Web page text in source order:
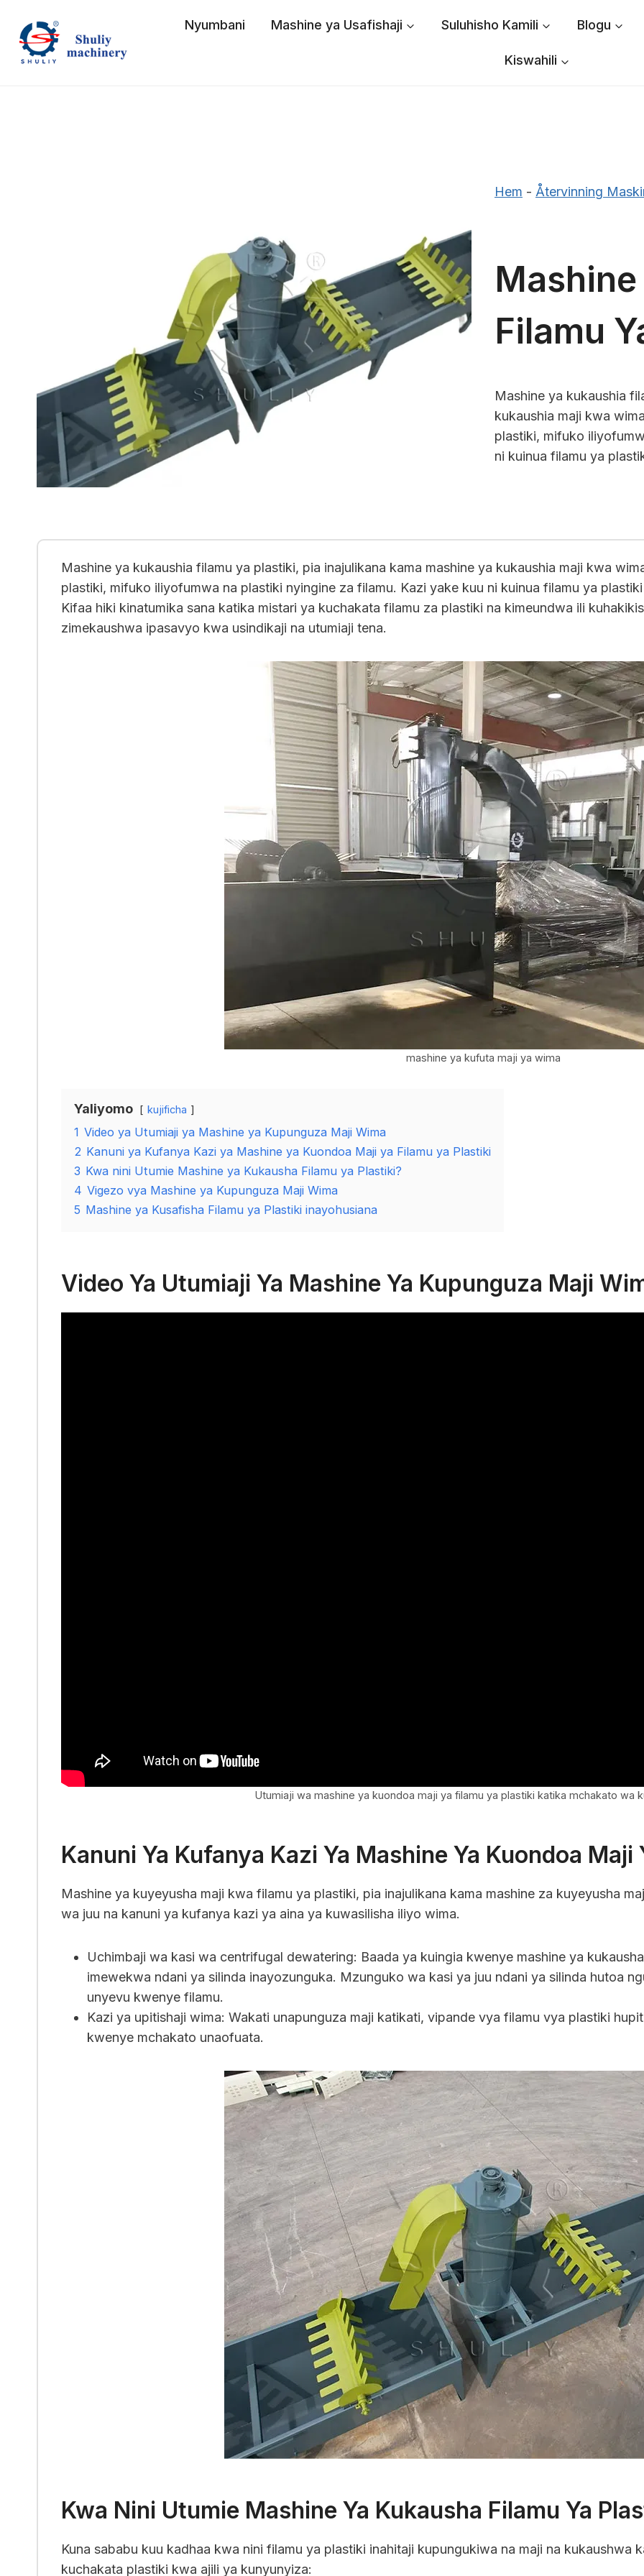
content
Nyumbani Mashine ya Usafishaji Suluhisho Kamili Blogu
Kiswahili
Hem - Återvinning
Filamu
Mashine ya kukaushia
kukaushia maji kwa
plastiki, mifuko
ni kuinua filamu ya
Mashine ya kukaushia filamu ya plastiki, pia inajulikana kama mashine ya kukaushia maji kwa
plastiki, mifuko iliyofumwa na plastiki nyingine za filamu. Kazi yake kuu ni kuinua filamu ya
Kifaa hiki kinatumika sana katika mistari ya kuchakata filamu za plastiki na kimeundwa ili
zimekaushwa ipasavyo kwa usindikaji na utumiaji tena.
mashine ya kufuta maji ya wima
Yaliyomo kujificha
1 Video ya Utumiaji ya Mashine ya Kupunguza Maji Wima
2 Kanuni ya Kufanya Kazi ya Mashine ya Kuondoa Maji ya Filamu ya Plastiki
3 Kwa nini Utumie Mashine ya Kukausha Filamu ya Plastiki?
4 Vigezo vya Mashine ya Kupunguza Maji Wima
5 Mashine ya Kusafisha Filamu ya Plastiki inayohusiana
Video Ya Utumiaji Ya Mashine Ya Kupunguza Maji
Utumiaji wa mashine ya kuondoa maji ya filamu ya plastiki katika mchakato wa
Kanuni Ya Kufanya Kazi Ya Mashine Ya Kuondoa Maji
Mashine ya kuyeyusha maji kwa filamu ya plastiki, pia inajulikana kama mashine za kuyeyusha
wa juu na kanuni ya kufanya kazi ya aina ya kuwasilisha iliyo wima.
Uchimbaji wa kasi wa centrifugal dewatering: Baada ya kuingia kwenye mashine ya
imewekwa ndani ya silinda inayozunguka. Mzunguko wa kasi ya juu ndani ya silinda hutoa
unyevu kwenye filamu.
Kazi ya upitishaji wima: Wakati unapunguza maji katikati, vipande vya filamu vya plastiki
kwenye mchakato unaofuata.
Kwa Nini Utumie Mashine Ya Kukausha Filamu Ya
Kuna sababu kuu kadhaa kwa nini filamu ya plastiki inahitaji kupungukiwa na maji na kukaushwa
kuchakata plastiki kwa ajili ya kunyunyiza: